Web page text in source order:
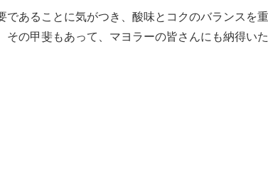
あることに気がつき、酸味とコクのバランスを
の甲斐もあって、マヨラーの皆さんにも納得い